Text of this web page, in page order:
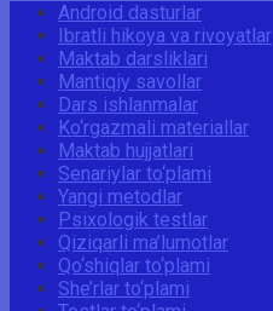
Android dasturlar
Ibratli hikoya va rivoyatlar
Maktab darsliklari
Mantiqiy savollar
Dars ishlanmalar
Ko‘rgazmali materiallar
Maktab hujjatlari
Senariylar to‘plami
Yangi metodlar
Psixologik testlar
Qiziqarli ma’lumotlar
Qo‘shiqlar to‘plami
She’rlar to‘plami